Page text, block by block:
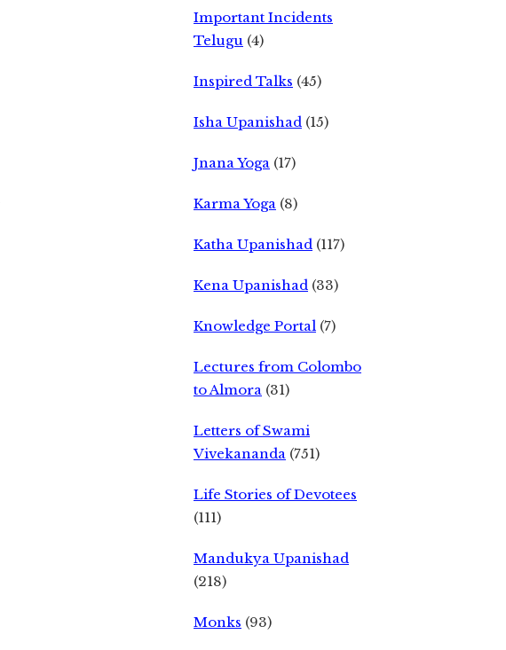
Important Incidents
Telugu (4)
Inspired Talks (45)
Isha Upanishad (15)
Jnana Yoga (17)
Karma Yoga (8)
Katha Upanishad (117)
Kena Upanishad (33)
Knowledge Portal (7)
Lectures from Colombo
to Almora (31)
Letters of Swami
Vivekananda (751)
Life Stories of Devotees
(111)
Mandukya Upanishad
(218)
Monks (93)